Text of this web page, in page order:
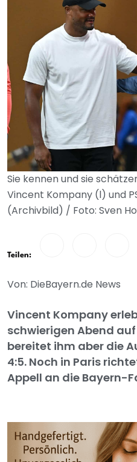
Sie kennen und sie
Vincent Kompany (l) und
(Archivbild) / Foto: Sven
Teilen:
Von: DieBayern.de News
Vincent Kompany
schwierigen Abend
bereitet ihm aber die
4:5. Noch in Paris
Appell an die Bayern-